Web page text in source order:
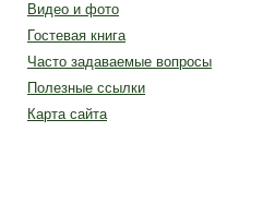
Видео и фото
Гостевая книга
Часто задаваемые вопросы
Полезные ссылки
Карта сайта